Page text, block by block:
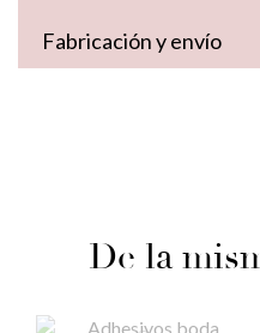
Fabricación y envío
De la